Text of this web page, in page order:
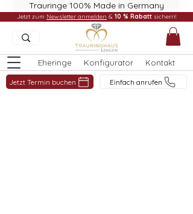
Trauringe 100% Made in Germany
Eheringe Konfigurator Kontakt
Jetzt Termin buchen Einfach anrufen
Jetzt zum Newsletter anmelden & 10 % Rabatt sichern!